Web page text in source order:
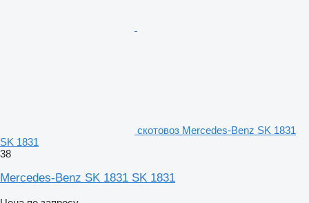
скотовоз Mercedes-Benz SK 1831
SK 1831
38
Mercedes-Benz SK 1831 SK 1831